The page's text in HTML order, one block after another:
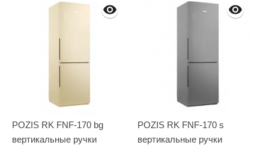
POZIS RK FNF-170 bg
вертикальные ручки
POZIS RK FNF-170 s
вертикальные ручки